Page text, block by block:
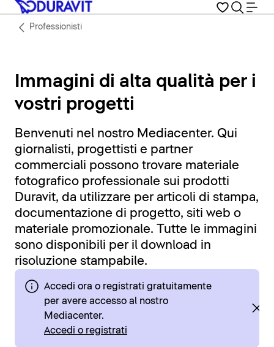
Professionisti
Immagini di alta qualità per i
vostri progetti
Benvenuti nel nostro Mediacenter. Qui
giornalisti, progettisti e partner
commerciali possono trovare materiale
fotografico professionale sui prodotti
Duravit, da utilizzare per articoli di stampa,
documentazione di progetto, siti web o
materiale promozionale. Tutte le immagini
sono disponibili per il download in
risoluzione stampabile.
Accedi ora o registrati gratuitamente
per avere accesso al nostro
Mediacenter.
Accedi o registrati